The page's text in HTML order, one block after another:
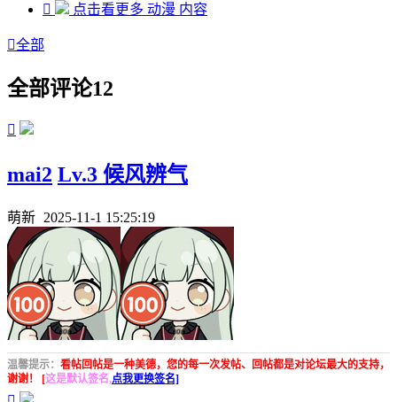
 点击看更多 动漫 内容
全部
全部评论12

mai2 Lv.3 候风辨气
萌新 2025-11-1 15:25:19
温馨提示： 看帖回帖是一种美德，您的每一次发帖、回帖都是对论坛最大的支持，
谢谢！ [这是默认签名,点我更换签名]